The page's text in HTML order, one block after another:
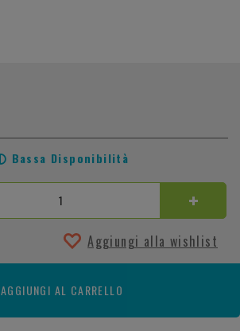
Bassa Disponibilità
Aggiungi alla wishlist
AGGIUNGI AL CARRELLO